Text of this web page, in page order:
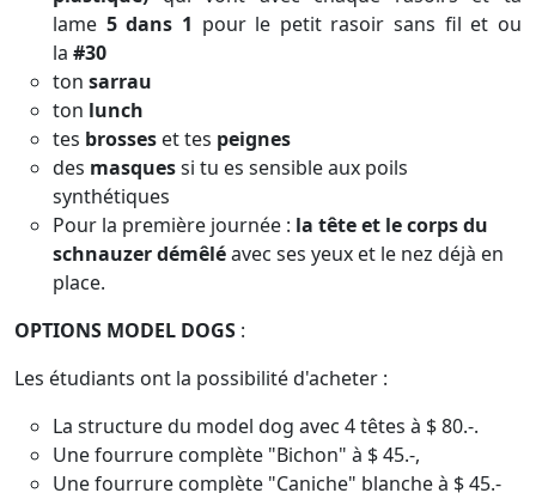
lame 5 dans 1 pour le petit rasoir sans fil et ou
la #30
ton sarrau
ton lunch
tes brosses et tes peignes
des masquessi tu es sensible aux poils
synthétiques
Pour la première journée : la tête et le corps du
schnauzer démêléavec ses yeux et le nez déjà en
place.
OPTIONS MODEL DOGS :
Les étudiants ont la possibilité d'acheter :
La structure du model dog avec 4 têtes à $ 80.-.
Une fourrure complète "Bichon" à $ 45.-,
Une fourrure complète "Caniche" blanche à $ 45.-